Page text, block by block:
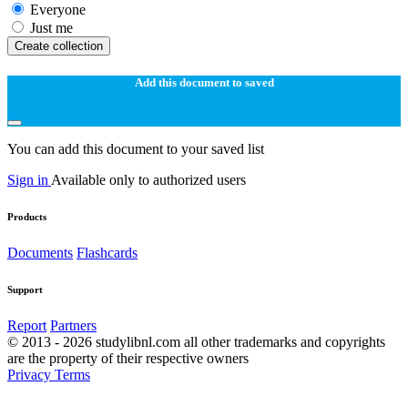
Everyone
Just me
Create collection
Add this document to saved
You can add this document to your saved list
Sign in Available only to authorized users
Products
Documents Flashcards
Support
Report Partners
© 2013 - 2026 studylibnl.com all other trademarks and copyrights
are the property of their respective owners
Privacy Terms